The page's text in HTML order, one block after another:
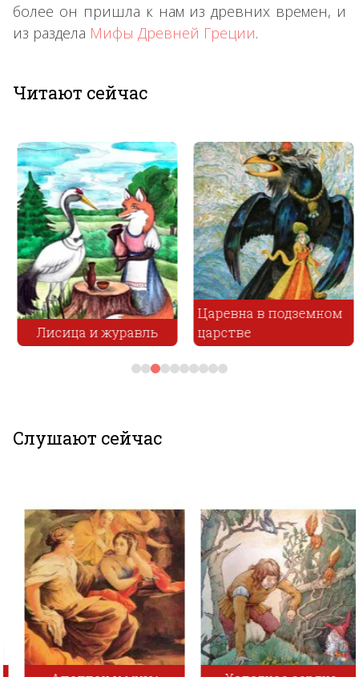
более он пришла к нам из древних времен, и
из раздела Мифы Древней Греции.
Читают сейчас
Лисица и журавль
Царевна в подземном
царстве
Слушают сейчас